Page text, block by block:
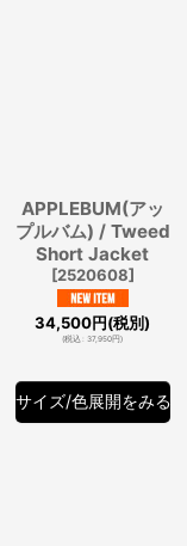
APPLEBUM(アッ
プルバム) / Tweed
Short Jacket
[2520608]
34,500円(税別)
(税込: 37,950円)
サイズ/色展開をみる